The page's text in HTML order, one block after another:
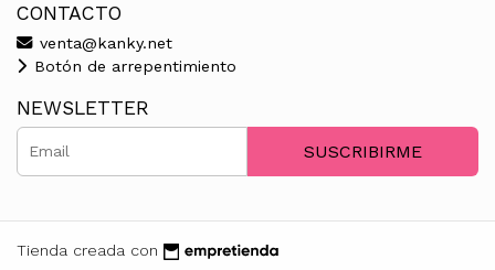
CONTACTO
venta@kanky.net
Botón de arrepentimiento
NEWSLETTER
SUSCRIBIRME
Tienda creada con